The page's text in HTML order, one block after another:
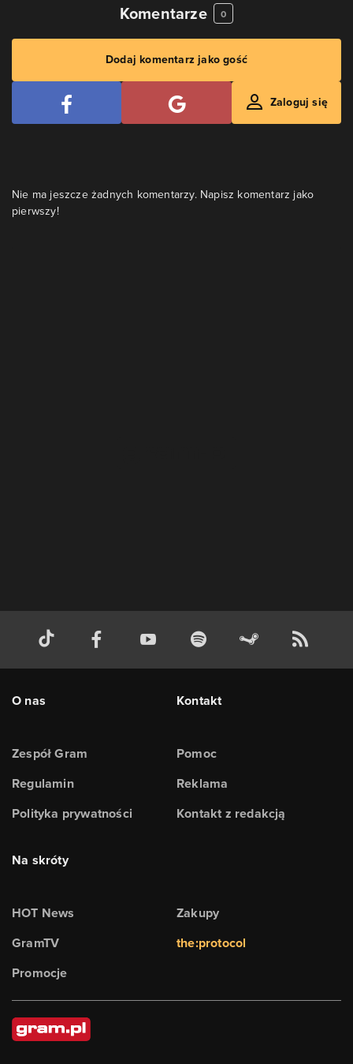
Komentarze 0
Dodaj komentarz jako gość
Zaloguj się
Nie ma jeszcze żadnych komentarzy. Napisz komentarz jako
pierwszy!
O nas
Zespół Gram
Regulamin
Polityka prywatności
Kontakt
Pomoc
Reklama
Kontakt z redakcją
Na skróty
HOT News
GramTV
Promocje
Zakupy
the:protocol